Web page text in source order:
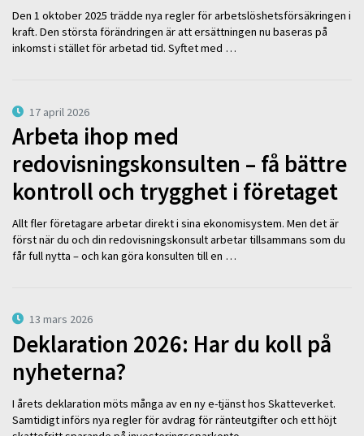
Den 1 oktober 2025 trädde nya regler för arbetslöshetsförsäkringen i
kraft. Den största förändringen är att ersättningen nu baseras på
inkomst i stället för arbetad tid. Syftet med …
17 april 2026
Arbeta ihop med
redovisningskonsulten – få bättre
kontroll och trygghet i företaget
Allt fler företagare arbetar direkt i sina ekonomisystem. Men det är
först när du och din redovisningskonsult arbetar tillsammans som du
får full nytta – och kan göra konsulten till en …
13 mars 2026
Deklaration 2026: Har du koll på
nyheterna?
I årets deklaration möts många av en ny e-tjänst hos Skatteverket.
Samtidigt införs nya regler för avdrag för ränteutgifter och ett höjt